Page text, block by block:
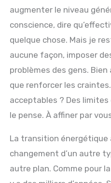
augmenter le niveau
conscience, dire
quelque chose. Mais je
aucune façon, imposer
problèmes des gens.
que renforcer les
acceptables ? Des
le pense. À affiner par
La transition énergétique
changement d’un autre
autre plan. Comme pour